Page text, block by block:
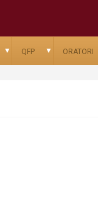
▼ QFP ▼ ORATORI